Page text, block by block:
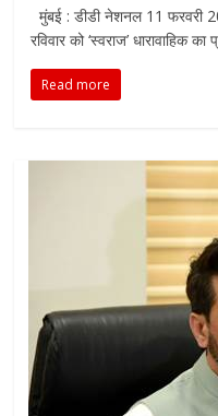
मुंबई : डीडी नेशनल 11 फरवरी
रविवार को ‘स्वराज’ धारावाहिक का
Read more